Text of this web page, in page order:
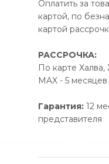
Оплатить за
картой, по
картой
РАССРОЧКА:
По карте Халва,
MAX - 5
Гарантия: 12
представителя